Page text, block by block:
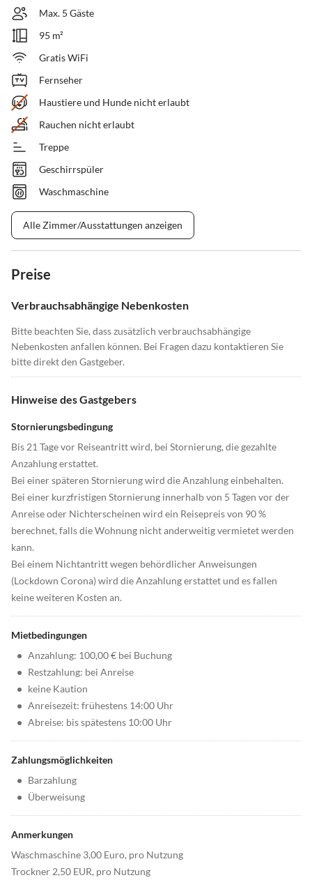
Max. 5 Gäste
95 m²
Gratis WiFi
Fernseher
Haustiere und Hunde nicht erlaubt
Rauchen nicht erlaubt
Treppe
Geschirrspüler
Waschmaschine
Alle Zimmer/Ausstattungen anzeigen
Preise
Verbrauchsabhängige Nebenkosten
Bitte beachten Sie, dass zusätzlich verbrauchsabhängige
Nebenkosten anfallen können. Bei Fragen dazu kontaktieren Sie
bitte direkt den Gastgeber.
Hinweise des Gastgebers
Stornierungsbedingung
Bis 21 Tage vor Reiseantritt wird, bei Stornierung, die gezahlte
Anzahlung erstattet.
Bei einer späteren Stornierung wird die Anzahlung einbehalten.
Bei einer kurzfristigen Stornierung innerhalb von 5 Tagen vor der
Anreise oder Nichterscheinen wird ein Reisepreis von 90 %
berechnet, falls die Wohnung nicht anderweitig vermietet werden
kann.
Bei einem Nichtantritt wegen behördlicher Anweisungen
(Lockdown Corona) wird die Anzahlung erstattet und es fallen
keine weiteren Kosten an.
Mietbedingungen
• Anzahlung: 100,00 € bei Buchung
• Restzahlung: bei Anreise
• keine Kaution
• Anreisezeit: frühestens 14:00 Uhr
• Abreise: bis spätestens 10:00 Uhr
Zahlungsmöglichkeiten
• Barzahlung
• Überweisung
Anmerkungen
Waschmaschine 3,00 Euro, pro Nutzung
Trockner 2,50 EUR, pro Nutzung